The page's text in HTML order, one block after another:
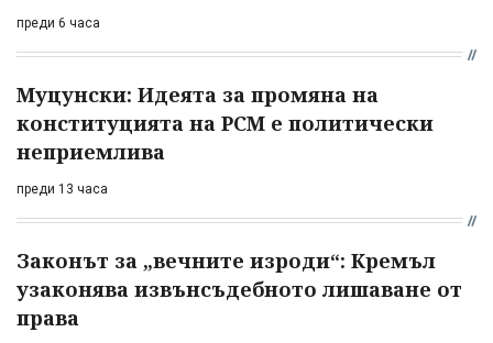
преди 6 часа
Муцунски: Идеята за промяна на
конституцията на РСМ е политически
неприемлива
преди 13 часа
Законът за „вечните изроди“: Кремъл
узаконява извънсъдебното лишаване от
права